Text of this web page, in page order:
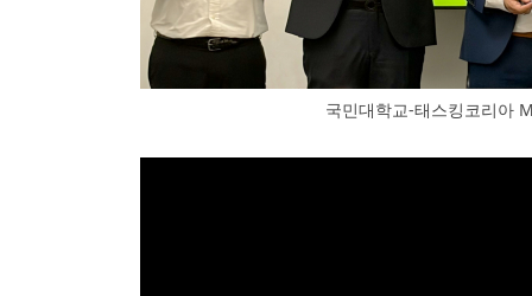
국민대학교-태스킹코리아